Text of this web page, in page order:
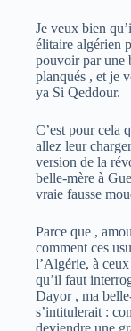
Je veux bien
élitaire algérien
pouvoir par une
planqués , et je
ya Si Qeddour.
C’est pour cela
allez leur
version de la
belle-mère à
vraie fausse
Parce que ,
comment ces
l’Algérie, à ceux
qu’il faut
Dayor , ma
s’intitulerait :
deviendre une